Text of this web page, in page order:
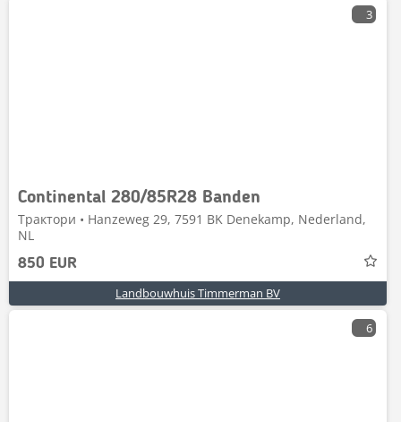
3
Continental 280/85R28 Banden
Трактори • Hanzeweg 29, 7591 BK Denekamp, Nederland,
NL
850 EUR
Landbouwhuis Timmerman BV
6